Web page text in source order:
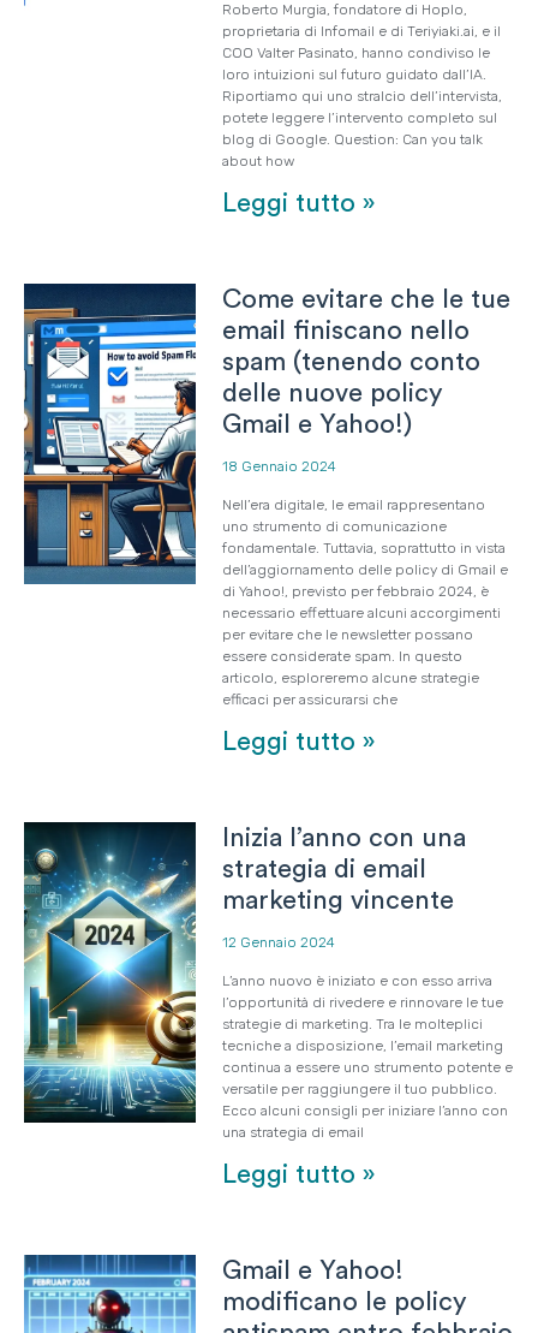
Roberto Murgia, fondatore di Hoplo,
proprietaria di Infomail e di Teriyiaki.ai, e il
COO Valter Pasinato, hanno condiviso le
loro intuizioni sul futuro guidato dall’IA.
Riportiamo qui uno stralcio dell’intervista,
potete leggere l’intervento completo sul
blog di Google. Question: Can you talk
about how
Leggi tutto »
Come evitare che le tue
email finiscano nello
spam (tenendo conto
delle nuove policy
Gmail e Yahoo!)
18 Gennaio 2024
Nell’era digitale, le email rappresentano
uno strumento di comunicazione
fondamentale. Tuttavia, soprattutto in vista
dell’aggiornamento delle policy di Gmail e
di Yahoo!, previsto per febbraio 2024, è
necessario effettuare alcuni accorgimenti
per evitare che le newsletter possano
essere considerate spam. In questo
articolo, esploreremo alcune strategie
efficaci per assicurarsi che
Leggi tutto »
Inizia l’anno con una
strategia di email
marketing vincente
12 Gennaio 2024
L’anno nuovo è iniziato e con esso arriva
l’opportunità di rivedere e rinnovare le tue
strategie di marketing. Tra le molteplici
tecniche a disposizione, l’email marketing
continua a essere uno strumento potente e
versatile per raggiungere il tuo pubblico.
Ecco alcuni consigli per iniziare l’anno con
una strategia di email
Leggi tutto »
Gmail e Yahoo!
modificano le policy